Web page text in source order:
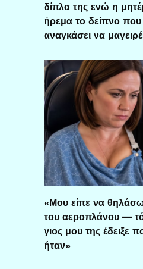
δίπλα της ενώ η
ήρεμα το δείπνο που
αναγκάσει να
«Μου είπε να
του αεροπλάνου —
γιος μου της έδειξε
ήταν»